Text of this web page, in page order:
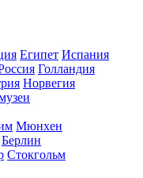
Египет Испания
Голландия
Норвегия
Мюнхен
Берлин
Стокгольм